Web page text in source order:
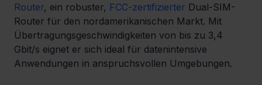
Router, ein robuster, FCC-zertifizierter Dual-SIM-
Router für den nordamerikanischen Markt. Mit
Übertragungsgeschwindigkeiten von bis zu 3,4
Gbit/s eignet er sich ideal für datenintensive
Anwendungen in anspruchsvollen Umgebungen.